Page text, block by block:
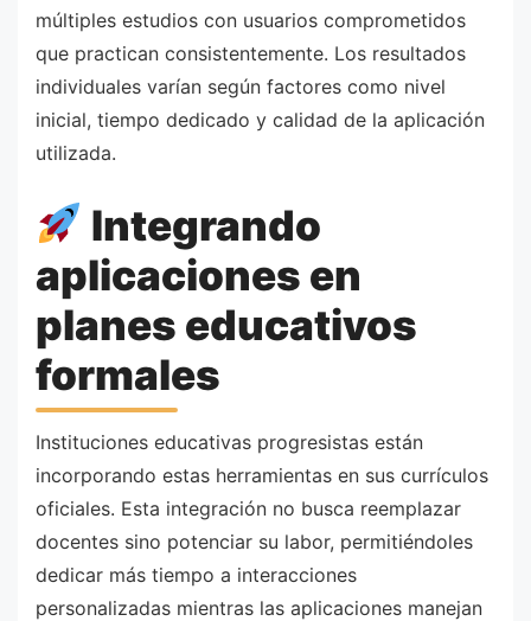
múltiples estudios con usuarios comprometidos
que practican consistentemente. Los resultados
individuales varían según factores como nivel
inicial, tiempo dedicado y calidad de la aplicación
utilizada.
Integrando
aplicaciones en
planes educativos
formales
Instituciones educativas progresistas están
incorporando estas herramientas en sus currículos
oficiales. Esta integración no busca reemplazar
docentes sino potenciar su labor, permitiéndoles
dedicar más tiempo a interacciones
personalizadas mientras las aplicaciones manejan